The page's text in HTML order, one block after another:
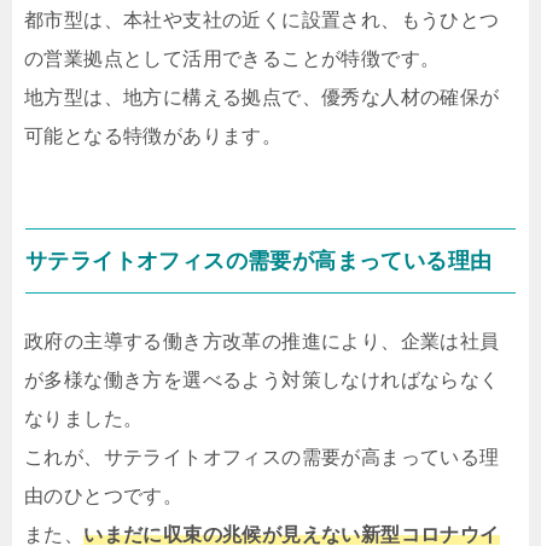
都市型は、本社や支社の近くに設置され、もうひとつ
の営業拠点として活用できることが特徴です。
地方型は、地方に構える拠点で、優秀な人材の確保が
可能となる特徴があります。
サテライトオフィスの需要が高まっている理由
政府の主導する働き方改革の推進により、企業は社員
が多様な働き方を選べるよう対策しなければならなく
なりました。
これが、サテライトオフィスの需要が高まっている理
由のひとつです。
また、いまだに収束の兆候が見えない新型コロナウイ